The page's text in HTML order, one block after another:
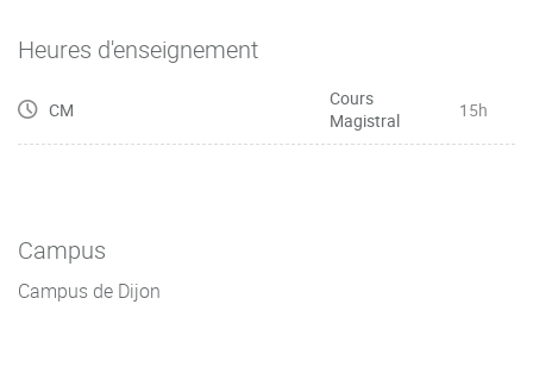
Heures d'enseignement
CM
Cours
Magistral
15h
Campus
Campus de Dijon